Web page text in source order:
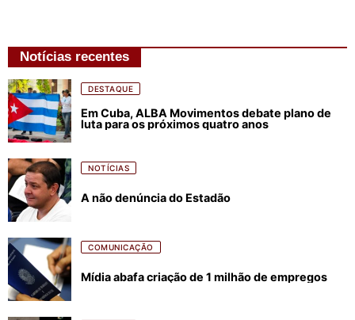
Notícias recentes
DESTAQUE
Em Cuba, ALBA Movimentos debate plano de
luta para os próximos quatro anos
NOTÍCIAS
A não denúncia do Estadão
COMUNICAÇÃO
Mídia abafa criação de 1 milhão de empregos